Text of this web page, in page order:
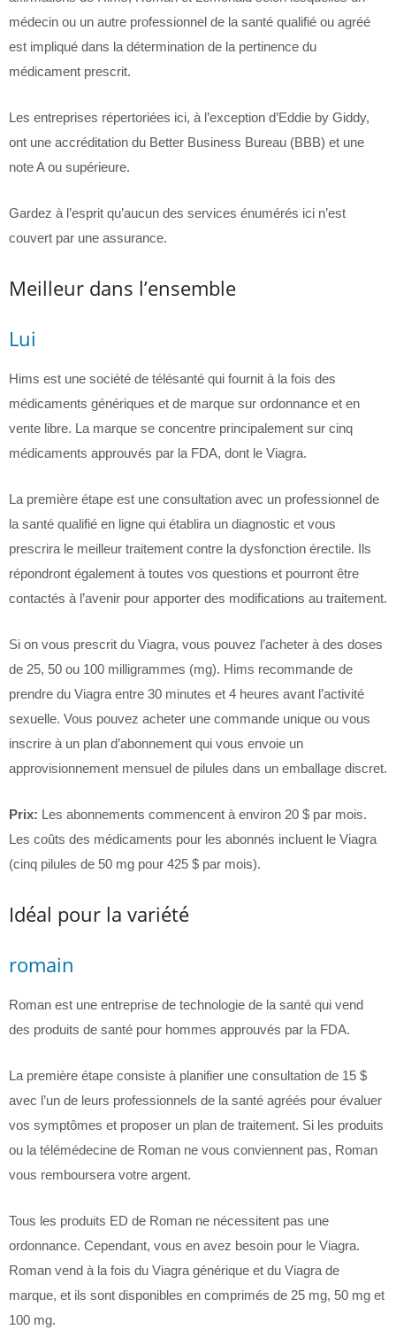
médecin ou un autre professionnel de la santé qualifié ou agréé
est impliqué dans la détermination de la pertinence du
médicament prescrit.
Les entreprises répertoriées ici, à l’exception d’Eddie by Giddy,
ont une accréditation du Better Business Bureau (BBB) ​​et une
note A ou supérieure.
Gardez à l’esprit qu’aucun des services énumérés ici n’est
couvert par une assurance.
Meilleur dans l’ensemble
Lui
Hims est une société de télésanté qui fournit à la fois des
médicaments génériques et de marque sur ordonnance et en
vente libre. La marque se concentre principalement sur cinq
médicaments approuvés par la FDA, dont le Viagra.
La première étape est une consultation avec un professionnel de
la santé qualifié en ligne qui établira un diagnostic et vous
prescrira le meilleur traitement contre la dysfonction érectile. Ils
répondront également à toutes vos questions et pourront être
contactés à l’avenir pour apporter des modifications au traitement.
Si on vous prescrit du Viagra, vous pouvez l’acheter à des doses
de 25, 50 ou 100 milligrammes (mg). Hims recommande de
prendre du Viagra entre 30 minutes et 4 heures avant l’activité
sexuelle. Vous pouvez acheter une commande unique ou vous
inscrire à un plan d’abonnement qui vous envoie un
approvisionnement mensuel de pilules dans un emballage discret.
Prix: Les abonnements commencent à environ 20 $ par mois.
Les coûts des médicaments pour les abonnés incluent le Viagra
(cinq pilules de 50 mg pour 425 $ par mois).
Idéal pour la variété
romain
Roman est une entreprise de technologie de la santé qui vend
des produits de santé pour hommes approuvés par la FDA.
La première étape consiste à planifier une consultation de 15 $
avec l’un de leurs professionnels de la santé agréés pour évaluer
vos symptômes et proposer un plan de traitement. Si les produits
ou la télémédecine de Roman ne vous conviennent pas, Roman
vous remboursera votre argent.
Tous les produits ED de Roman ne nécessitent pas une
ordonnance. Cependant, vous en avez besoin pour le Viagra.
Roman vend à la fois du Viagra générique et du Viagra de
marque, et ils sont disponibles en comprimés de 25 mg, 50 mg et
100 mg.